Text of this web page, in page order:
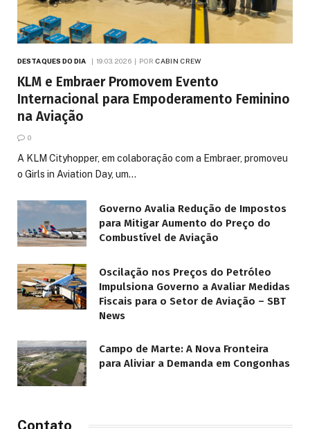
DESTAQUES DO DIA 19.03.2026 POR CABIN CREW
KLM e Embraer Promovem Evento
Internacional para Empoderamento Feminino
na Aviação
0
A KLM Cityhopper, em colaboração com a Embraer, promoveu
o Girls in Aviation Day, um…
Governo Avalia Redução de Impostos
para Mitigar Aumento do Preço do
Combustível de Aviação
Oscilação nos Preços do Petróleo
Impulsiona Governo a Avaliar Medidas
Fiscais para o Setor de Aviação – SBT
News
Campo de Marte: A Nova Fronteira
para Aliviar a Demanda em Congonhas